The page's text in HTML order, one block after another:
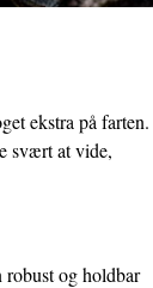
ekstra på farten.
svært at vide,
robust og holdbar